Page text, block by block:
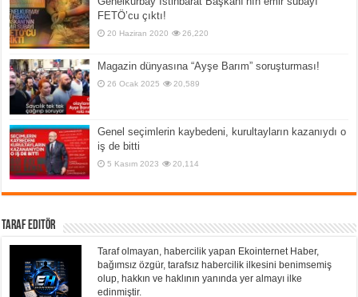
FETÖ’cu çıktı!
20 Haziran 2020 26,220
Magazin dünyasına “Ayşe Barım” soruşturması!
26 Ocak 2025 20,589
Genel seçimlerin kaybedeni, kurultayların kazanıydı o
iş de bitti
5 Kasım 2023 20,114
Taraf Editör
Taraf olmayan, habercilik yapan Ekointernet Haber,
bağımsız özgür, tarafsız habercilik ilkesini benimsemiş
olup, hakkın ve haklının yanında yer almayı ilke
edinmiştir.